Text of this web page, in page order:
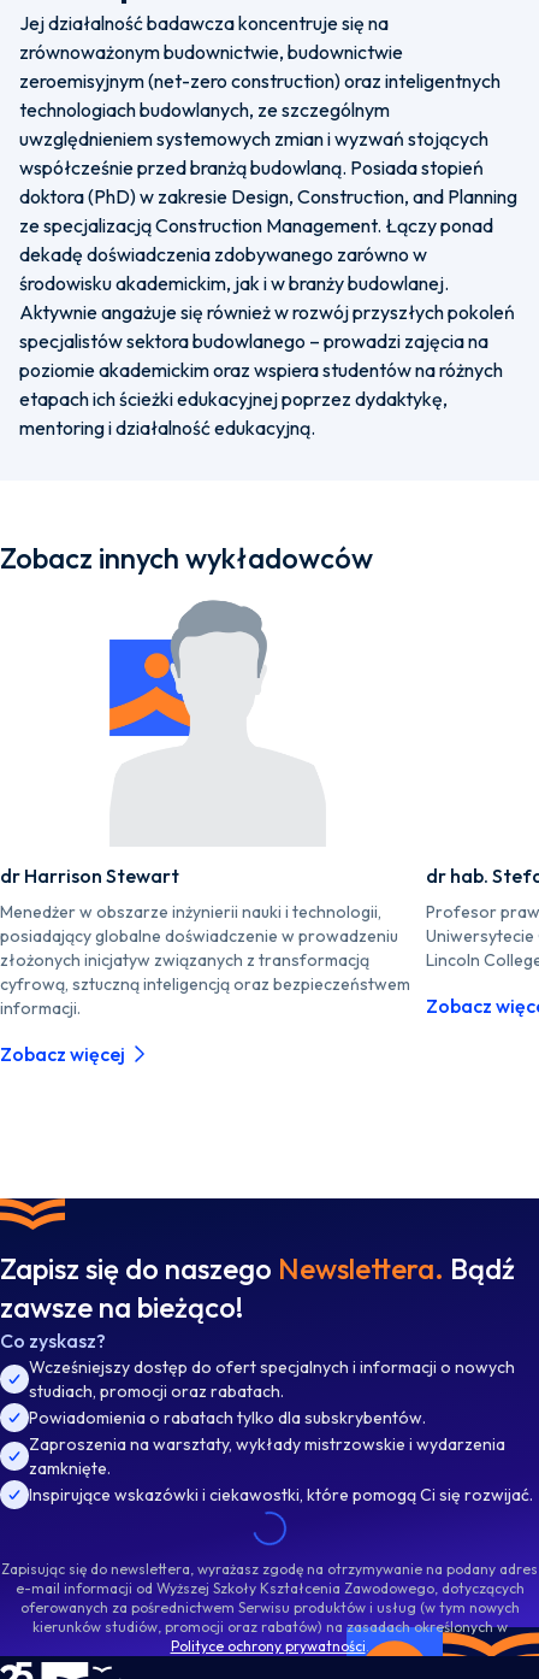
Jej działalność badawcza koncentruje się na
zrównoważonym budownictwie, budownictwie
zeroemisyjnym (net-zero construction) oraz inteligentnych
technologiach budowlanych, ze szczególnym
uwzględnieniem systemowych zmian i wyzwań stojących
współcześnie przed branżą budowlaną. Posiada stopień
doktora (PhD) w zakresie Design, Construction, and Planning
ze specjalizacją Construction Management. Łączy ponad
dekadę doświadczenia zdobywanego zarówno w
środowisku akademickim, jak i w branży budowlanej.
Aktywnie angażuje się również w rozwój przyszłych pokoleń
specjalistów sektora budowlanego – prowadzi zajęcia na
poziomie akademickim oraz wspiera studentów na różnych
etapach ich ścieżki edukacyjnej poprzez dydaktykę,
mentoring i działalność edukacyjną.
Zobacz innych wykładowców
dr Harrison Stewart
Menedżer w obszarze inżynierii nauki i technologii,
posiadający globalne doświadczenie w prowadzeniu
złożonych inicjatyw związanych z transformacją
cyfrową, sztuczną inteligencją oraz bezpieczeństwem
informacji.
Zobacz więcej
dr hab.
Profesor
Lincoln
Zobacz
Zapisz się do naszego Newslettera. Bądź
zawsze na bieżąco!
Co zyskasz?
Wcześniejszy dostęp do ofert specjalnych i informacji o nowych
studiach, promocji oraz rabatach.
Powiadomienia o rabatach tylko dla subskrybentów.
Zaproszenia na warsztaty, wykłady mistrzowskie i wydarzenia
zamknięte.
Inspirujące wskazówki i ciekawostki, które pomogą Ci się rozwijać.
Zapisując się do newslettera, wyrażasz zgodę na otrzymywanie na podany adres
e-mail informacji od Wyższej Szkoły Kształcenia Zawodowego, dotyczących
oferowanych za pośrednictwem Serwisu produktów i usług (w tym nowych
kierunków studiów, promocji oraz rabatów) na zasadach określonych w
Polityce ochrony prywatności.
WSKZ - strona główna